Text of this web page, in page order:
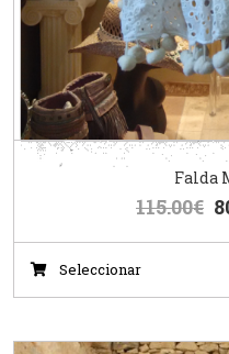
Falda
115.00€
Seleccionar